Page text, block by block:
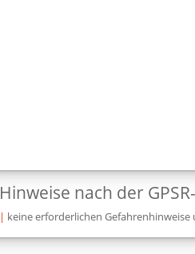
Hinweise nach der
| keine erforderlichen